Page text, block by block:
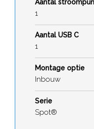
Aantal
1
Aantal USB C
1
Montage optie
Inbouw
Serie
Spot®